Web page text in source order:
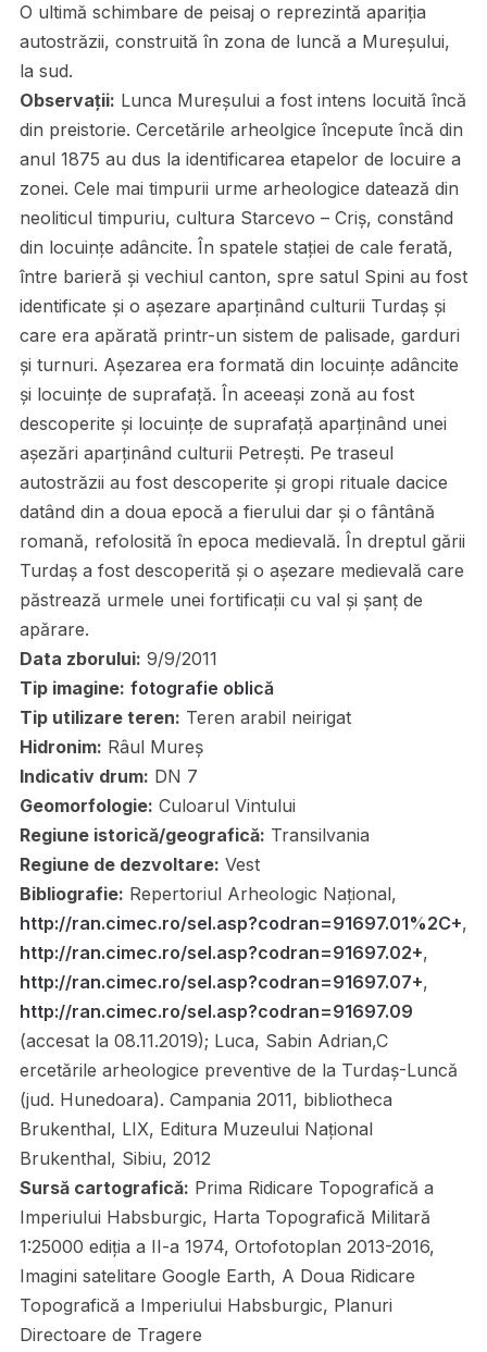
O ultimă schimbare de peisaj o reprezintă apariția
autostrăzii, construită în zona de luncă a Mureșului,
la sud.
Observații: Lunca Mureșului a fost intens locuită încă
din preistorie. Cercetările arheolgice începute încă din
anul 1875 au dus la identificarea etapelor de locuire a
zonei. Cele mai timpurii urme arheologice datează din
neoliticul timpuriu, cultura Starcevo – Criş, constând
din locuințe adâncite. În spatele staţiei de cale ferată,
între barieră şi vechiul canton, spre satul Spini au fost
identificate și o așezare aparținând culturii Turdaș și
care era apărată printr-un sistem de palisade, garduri
și turnuri. Așezarea era formată din locuințe adâncite
și locuințe de suprafață. În aceeași zonă au fost
descoperite și locuințe de suprafață aparținând unei
așezări aparținând culturii Petrești. Pe traseul
autostrăzii au fost descoperite și gropi rituale dacice
datând din a doua epocă a fierului dar și o fântână
romană, refolosită în epoca medievală. În dreptul gării
Turdaș a fost descoperită și o așezare medievală care
păstrează urmele unei fortificații cu val și șanț de
apărare.
Data zborului: 9/9/2011
Tip imagine: fotografie oblică
Tip utilizare teren: Teren arabil neirigat
Hidronim: Râul Mureș
Indicativ drum: DN 7
Geomorfologie: Culoarul Vintului
Regiune istorică/geografică: Transilvania
Regiune de dezvoltare: Vest
Bibliografie: Repertoriul Arheologic Național,
http://ran.cimec.ro/sel.asp?codran=91697.01%2C+,
http://ran.cimec.ro/sel.asp?codran=91697.02+,
http://ran.cimec.ro/sel.asp?codran=91697.07+,
http://ran.cimec.ro/sel.asp?codran=91697.09
(accesat la 08.11.2019); Luca, Sabin Adrian,C
ercetările arheologice preventive de la Turdaș-Luncă
(jud. Hunedoara). Campania 2011, bibliotheca
Brukenthal, LIX, Editura Muzeului Naţional
Brukenthal, Sibiu, 2012
Sursă cartografică: Prima Ridicare Topografică a
Imperiului Habsburgic, Harta Topografică Militară
1:25000 ediția a II-a 1974, Ortofotoplan 2013-2016,
Imagini satelitare Google Earth, A Doua Ridicare
Topografică a Imperiului Habsburgic, Planuri
Directoare de Tragere